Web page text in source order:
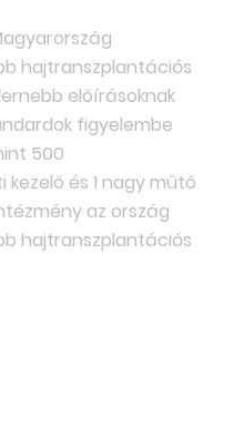
hajtranszplantációs
előírásoknak
figyelembe
500
és 1 nagy műtő
az ország
hajtranszplantációs